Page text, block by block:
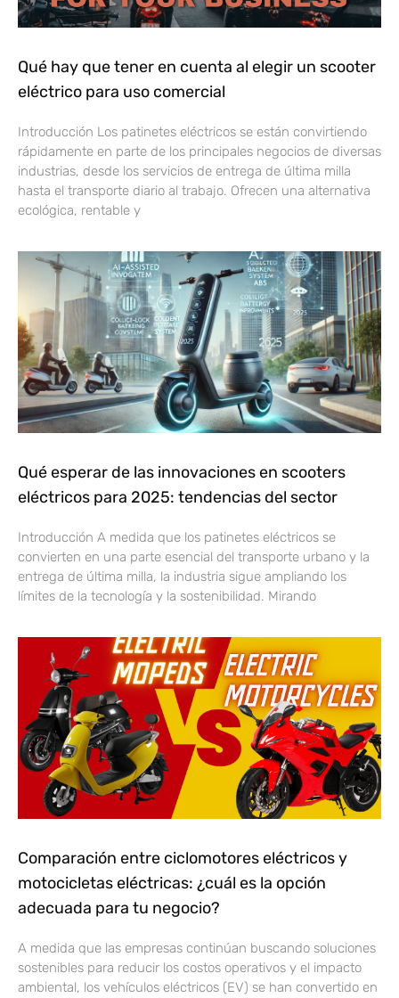
Qué hay que tener en cuenta al elegir un scooter
eléctrico para uso comercial
Introducción Los patinetes eléctricos se están convirtiendo
rápidamente en parte de los principales negocios de diversas
industrias, desde los servicios de entrega de última milla
hasta el transporte diario al trabajo. Ofrecen una alternativa
ecológica, rentable y
Qué esperar de las innovaciones en scooters
eléctricos para 2025: tendencias del sector
Introducción A medida que los patinetes eléctricos se
convierten en una parte esencial del transporte urbano y la
entrega de última milla, la industria sigue ampliando los
límites de la tecnología y la sostenibilidad. Mirando
Comparación entre ciclomotores eléctricos y
motocicletas eléctricas: ¿cuál es la opción
adecuada para tu negocio?
A medida que las empresas continúan buscando soluciones
sostenibles para reducir los costos operativos y el impacto
ambiental, los vehículos eléctricos (EV) se han convertido en